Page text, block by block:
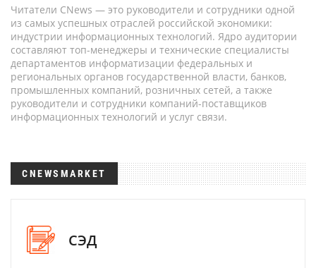
Читатели CNews — это руководители и сотрудники одной
из самых успешных отраслей российской экономики:
индустрии информационных технологий. Ядро аудитории
составляют топ-менеджеры и технические специалисты
департаментов информатизации федеральных и
региональных органов государственной власти, банков,
промышленных компаний, розничных сетей, а также
руководители и сотрудники компаний-поставщиков
информационных технологий и услуг связи.
CNEWSMARKET
СЭД